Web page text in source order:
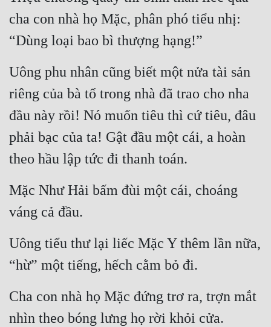
cha con nhà họ Mặc, phân phó tiểu nhị:
“Dùng loại bao bì thượng hạng!”
Uông phu nhân cũng biết một nửa tài sản
riêng của bà tổ trong nhà đã trao cho nha
đầu này rồi! Nó muốn tiêu thì cứ tiêu, đâu
phải bạc của ta! Gật đầu một cái, a hoàn
theo hầu lập tức đi thanh toán.
Mặc Như Hải bấm đùi một cái, choáng
váng cả đầu.
Uông tiểu thư lại liếc Mặc Y thêm lần nữa,
“hừ” một tiếng, hếch cằm bỏ đi.
Cha con nhà họ Mặc đứng trơ ra, trợn mắt
nhìn theo bóng lưng họ rời khỏi cửa.